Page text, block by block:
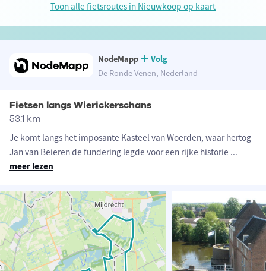
Toon alle fietsroutes in Nieuwkoop op kaart
NodeMapp
Volg
De Ronde Venen, Nederland
Fietsen langs Wierickerschans
53.1 km
Je komt langs het imposante Kasteel van Woerden, waar hertog
Jan van Beieren de fundering legde voor een rijke historie ...
meer lezen